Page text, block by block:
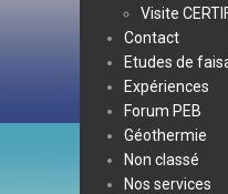
Visite
Contact
Etudes de
Expériences
Forum PEB
Géothermie
Non classé
Nos services